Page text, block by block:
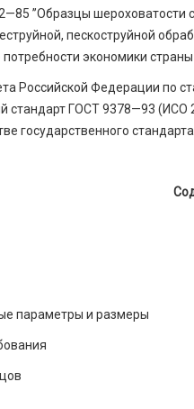
’’Образцы шероховатости
пескоструйной
экономики страны
Российской Федерации по
стандарт ГОСТ 9378—93
государственного
параметры и размеры